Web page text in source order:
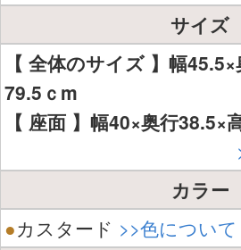
サイズ
【 全体のサイズ 】幅
79.5ｃm
【 座面 】幅40×奥行38.5×
カラー
●カスタード >>色について